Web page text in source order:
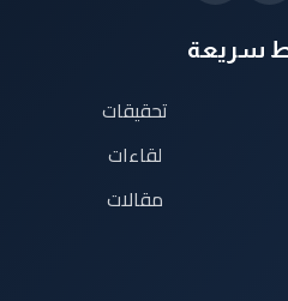
سريعة
تحقيقات
لقاءات
مقالات